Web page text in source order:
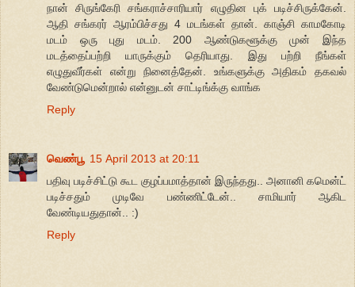
நான் சிருங்கேரி சங்கராச்சாரியார் எழுதின புக் படிச்சிருக்கேன்.
ஆதி சங்கரர் ஆரம்பிச்சது 4 மடங்கள் தான். காஞ்சி காமகோடி
மடம் ஒரு புது மடம். 200 ஆண்டுகளூக்கு முன் இந்த
மடத்தைப்பற்றி யாருக்கும் தெரியாது. இது பற்றி நீங்கள்
எழுதுவீர்கள் என்று நினைத்தேன். உங்களுக்கு அதிகம் தகவல்
வேண்டுமென்றால் என்னுடன் சாட்டிங்க்கு வாங்க
Reply
வெண்பூ 15 April 2013 at 20:11
ப‌திவு ப‌டிச்சிட்டு கூட‌ குழ‌ப்ப‌மாத்தான் இருந்த‌து.. அனானி க‌மென்ட்
ப‌டிச்ச‌தும் முடிவே ப‌ண்ணிட்டேன்.. சாமியார் ஆகிட
வேண்டிய‌துதான்.. :)
Reply